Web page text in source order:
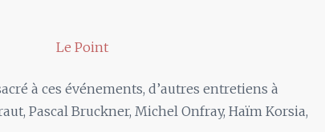
à ces événements, d’autres entretiens à
Pascal Bruckner, Michel Onfray, Haïm Korsia,